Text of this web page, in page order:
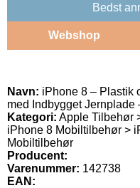
Bedst
Webshop
Navn: iPhone 8 – Plastik
med Indbygget Jernplade
Kategori: Apple Tilbehør
iPhone 8 Mobiltilbehør >
Mobiltilbehør
Producent:
Varenummer: 142738
EAN: